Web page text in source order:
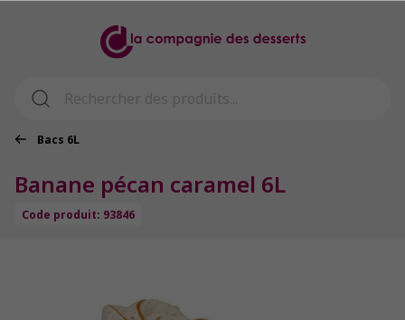
Bacs 6L
Banane pécan caramel 6L
Code produit: 93846